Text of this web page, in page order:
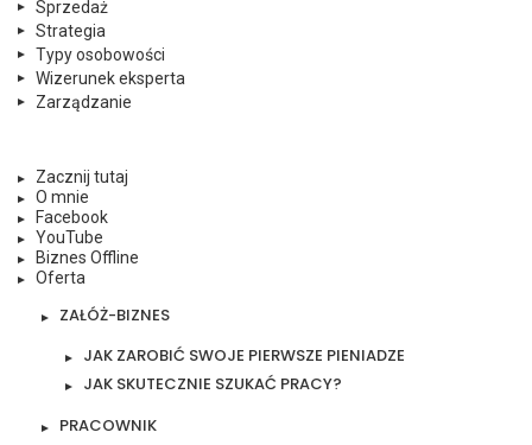
Sprzedaż
Strategia
Typy osobowości
Wizerunek eksperta
Zarządzanie
Zacznij tutaj
O mnie
Facebook
YouTube
Biznes Offline
Oferta
ZAŁÓŻ-BIZNES
JAK ZAROBIĆ SWOJE PIERWSZE PIENIADZE
JAK SKUTECZNIE SZUKAĆ PRACY?
PRACOWNIK